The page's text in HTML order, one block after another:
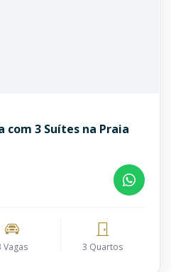
3 Suítes na Praia
Vagas 3 Quartos